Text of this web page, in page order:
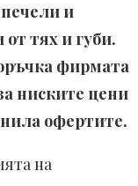
и
тях и губи.
фирмата
ниските цени
офертите.
на